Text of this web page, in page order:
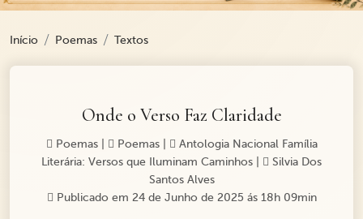
Início Poemas Textos
Onde o Verso Faz Claridade
Poemas| Poemas|
Antologia Nacional Família
Literária: Versos que Iluminam Caminhos
Silvia Dos
Santos Alves
Publicado em 24 de Junho de 2025 ás 18h 09min